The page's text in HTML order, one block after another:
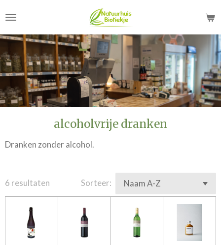
direct
naar
hoofdinhoud
alcoholvrije dranken
Dranken zonder alcohol.
6 resultaten Sorteer: